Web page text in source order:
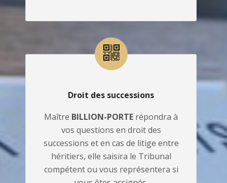
Droit des successions
Maître BILLION-PORTE répondra à
vos questions en droit des
successions et en cas de litige entre
héritiers, elle saisira le Tribunal
compétent ou vous représentera si